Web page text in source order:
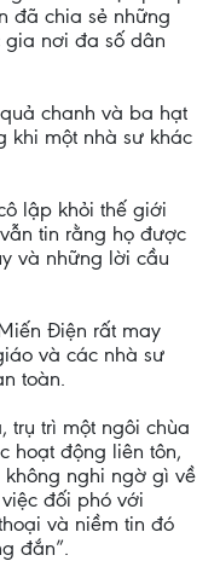
đã chia sẻ những
gia nơi đa số dân
chanh và ba hạt
khi một nhà sư khác
lập khỏi thế giới
tin rằng họ được
và những lời cầu
Điện rất may
và các nhà sư
toàn.
trụ trì một ngôi chùa
hoạt động liên tôn,
không nghi ngờ gì về
đối phó với
và niềm tin đó
đắn”.